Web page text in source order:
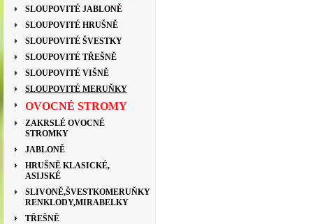
SLOUPOVITÉ JABLONĚ
SLOUPOVITÉ HRUŠNĚ
SLOUPOVITÉ ŠVESTKY
SLOUPOVITÉ TŘEŠNĚ
SLOUPOVITÉ VIŠNĚ
SLOUPOVITÉ MERUŇKY
OVOCNÉ STROMY
ZAKRSLÉ OVOCNÉ
STROMKY
JABLONĚ
HRUŠNĚ KLASICKÉ,
ASIJSKÉ
SLIVONĚ,ŠVESTKOMERUŇKY
RENKLODY,MIRABELKY
TŘEŠNĚ